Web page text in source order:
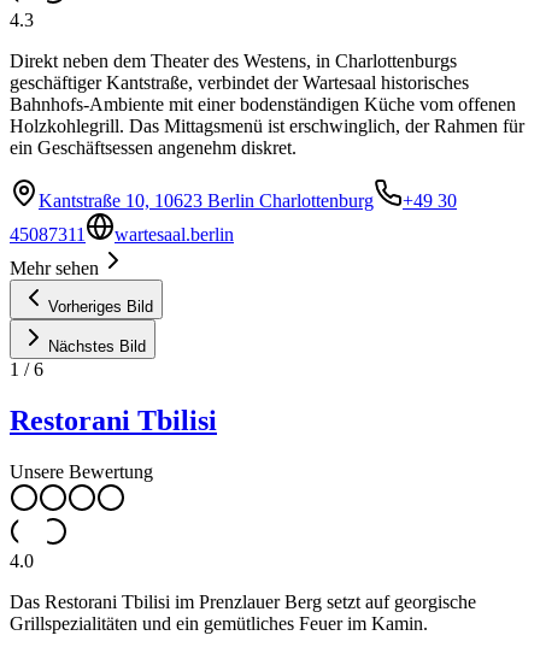
4.3
Direkt neben dem Theater des Westens, in Charlottenburgs
geschäftiger Kantstraße, verbindet der Wartesaal historisches
Bahnhofs-Ambiente mit einer bodenständigen Küche vom offenen
Holzkohlegrill. Das Mittagsmenü ist erschwinglich, der Rahmen für
ein Geschäftsessen angenehm diskret.
Kantstraße 10, 10623 Berlin Charlottenburg
+49 30
45087311
wartesaal.berlin
Mehr sehen
Vorheriges Bild
Nächstes Bild
1 /6
Restorani Tbilisi
Unsere Bewertung
4.0
Das Restorani Tbilisi im Prenzlauer Berg setzt auf georgische
Grillspezialitäten und ein gemütliches Feuer im Kamin.